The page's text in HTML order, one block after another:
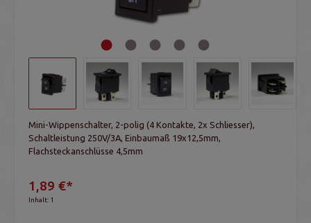
Mini-Wippenschalter, 2-polig (4 Kontakte, 2x Schliesser),
Schaltleistung 250V/3A, Einbaumaß 19x12,5mm,
Flachsteckanschlüsse 4,5mm
1,89 €*
Inhalt: 1